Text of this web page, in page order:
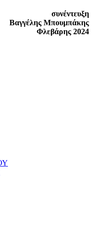
συνέντευξη
Βαγγέλης Μπουμπάκης
Φλεβάρης 2024